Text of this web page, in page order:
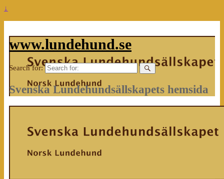
↓
www.lundehund.se
Search for:
Svenska Lundehundsällskapets hemsida